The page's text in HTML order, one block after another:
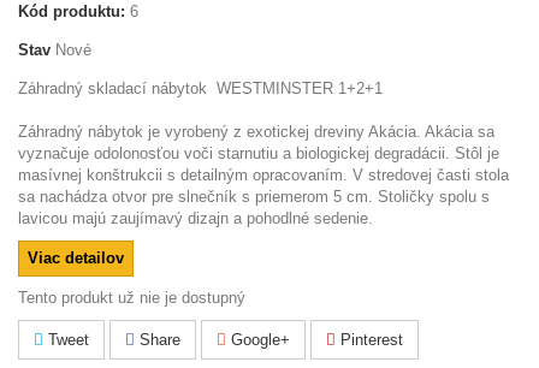
Kód produktu: 6
Stav Nové
Záhradný skladací nábytok WESTMINSTER 1+2+1
Záhradný nábytok je vyrobený z exotickej dreviny Akácia. Akácia sa
vyznačuje odolonosťou voči starnutiu a biologickej degradácii. Stôl je
masívnej konštrukcii s detailným opracovaním. V stredovej časti stola
sa nachádza otvor pre slnečník s priemerom 5 cm. Stoličky spolu s
lavicou majú zaujímavý dizajn a pohodlné sedenie.
Viac detailov
Tento produkt už nie je dostupný
Tweet Share Google+ Pinterest